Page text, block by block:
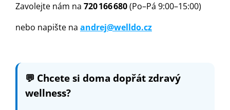
Zavolejte nám na 720 166 680(Po–Pá 9:00–15:00)
nebo napište na andrej@welldo.cz
💬 Chcete si doma dopřát zdravý
wellness?